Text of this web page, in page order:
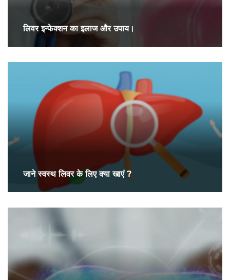
लिवर इन्फेक्शन का इलाज और उपाय।
जाने स्वस्थ लिवर के लिए क्या खाएं ?